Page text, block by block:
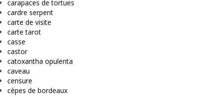
carapaces de tortues
cardre serpent
carte de visite
carte tarot
casse
castor
catoxantha opulenta
caveau
censure
cèpes de bordeaux